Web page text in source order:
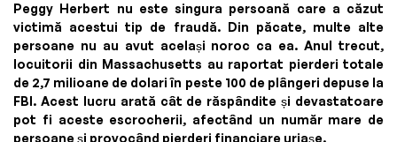
Peggy Herbert nu este singura persoană care a căzut
victimă acestui tip de fraudă. Din păcate, multe alte
persoane nu au avut același noroc ca ea. Anul trecut,
locuitorii din Massachusetts au raportat pierderi totale
de 2,7 milioane de dolari în peste 100 de plângeri depuse la
FBI. Acest lucru arată cât de răspândite și devastatoare
pot fi aceste escrocherii, afectând un număr mare de
persoane și provocând pierderi financiare uriașe.